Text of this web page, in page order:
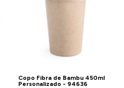
Copo Fibra de Bambu 450ml
Personalizado - 94636